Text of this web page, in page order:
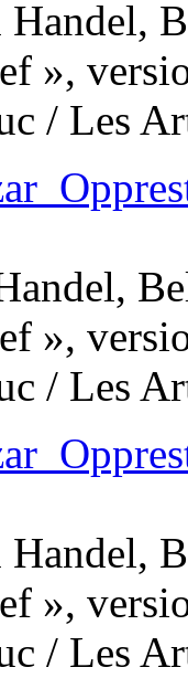
»,
/ Les
»,
/ Les
»,
/ Les